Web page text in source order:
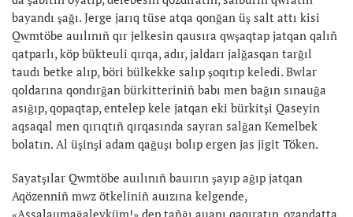
bayandı şağı. Jerge jarıq tüse atqa qonğan üş salt attı kisi
Qwmtöbe auılınıñ qır jelkesin qausıra qwşaqtap jatqan qalıñ
qatparlı, köp bükteuli qırqa, adır, jaldarı jalğasqan tarğıl
taudı betke alıp, böri bülkekke salıp şoqıtıp keledi. Bwlar
qoldarına qondırğan bürkitteriniñ babı men bağın sınauğa
asığıp, qopaqtap, entelep kele jatqan eki bürkitşi Qaseyin
aqsaqal men qırıqtıñ qırqasında sayran salğan Kemelbek
bolatın. Al üşinşi adam qağuşı bolıp ergen jas jigit Töken.
Sayatşılar Qwmtöbe auılınıñ bauırın şayıp ağıp jatqan
Aqözenniñ mwz ötkeliniñ auızına kelgende,
«Assalaumağaleyküm!» dep tañğı auanı qaqıratıp, ozandatta